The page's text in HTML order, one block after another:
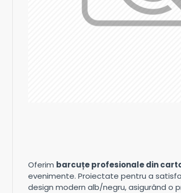
Oferim barcuțe profesionale din
evenimente. Proiectate pentru a
design modern alb/negru, asigurând o